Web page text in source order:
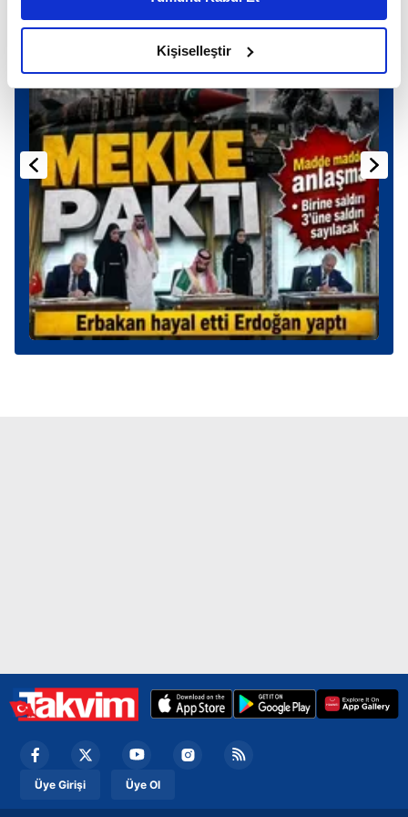
daha iyi reklam deneyimi yaşatabiliriz. Bunu yaparken
amacımızın size daha iyi bir reklam deneyimi sunmak
olduğunu ve sizlere en iyi içerikleri sunabilmek adına
elimizden gelen çabayı gösterdiğimizi ve bu noktada,
reklamların maliyetlerimizi karşılamak noktasında tek gelir
kalemimiz olduğunu sizlere hatırlatmak isteriz.
Her halükârda, kullanıcılar, bu çerezlere izin vermedikleri
takdirde, kullanıcılara hedefli reklamlar
gösterilmeyecektir."
Sizlere daha iyi bir hizmet sunabilmek için İnternet
Sitemizde kendimize ve üçüncü kişilere ait çerezler
kullanılmaktadır. Bu çerezler vasıtasıyla çeşitli kişisel
verileriniz işlenmekte olup gerekli olan çerezler bilgi
toplumu hizmetlerinin sunulması amacıyla
kullanılmaktadır. Diğer çerezler, sitemizin daha işlevsel
Kişiselleştir
Üye Girişi Üye Ol